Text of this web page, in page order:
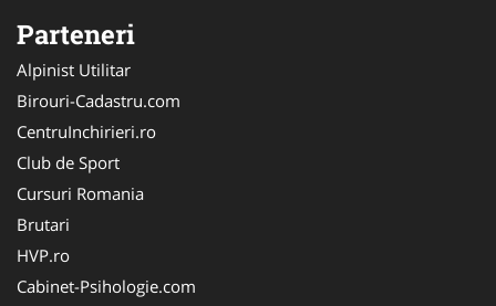
Parteneri
Alpinist Utilitar
Birouri-Cadastru.com
CentruInchirieri.ro
Club de Sport
Cursuri Romania
Brutari
HVP.ro
Cabinet-Psihologie.com